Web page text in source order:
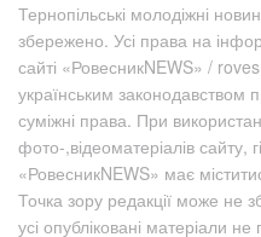
Тернопільські молодіжні
збережено. Усі права на
сайті «РовесникNEWS» /
українським законодавством
суміжні права. При
фото-,відеоматеріалів сайту,
«РовесникNEWS» має
Точка зору редакції може не
усі опубліковані матеріали